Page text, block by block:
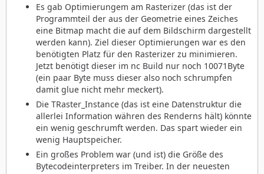
Es gab Optimierungem am Rasterizer (das ist der
Programmteil der aus der Geometrie eines Zeiches
eine Bitmap macht die auf dem Bildschirm dargestellt
werden kann). Ziel dieser Optimierungen war es den
benötigten Platz für den Rasterizer zu minimieren.
Jetzt benötigt dieser im nc Build nur noch 10071Byte
(ein paar Byte muss dieser also noch schrumpfen
damit glue nicht mehr meckert).
Die TRaster_Instance (das ist eine Datenstruktur die
allerlei Information währen des Renderns hält) könnte
ein wenig geschrumft werden. Das spart wieder ein
wenig Hauptspeicher.
Ein großes Problem war (und ist) die Größe des
Bytecodeinterpreters im Treiber. In der neuesten